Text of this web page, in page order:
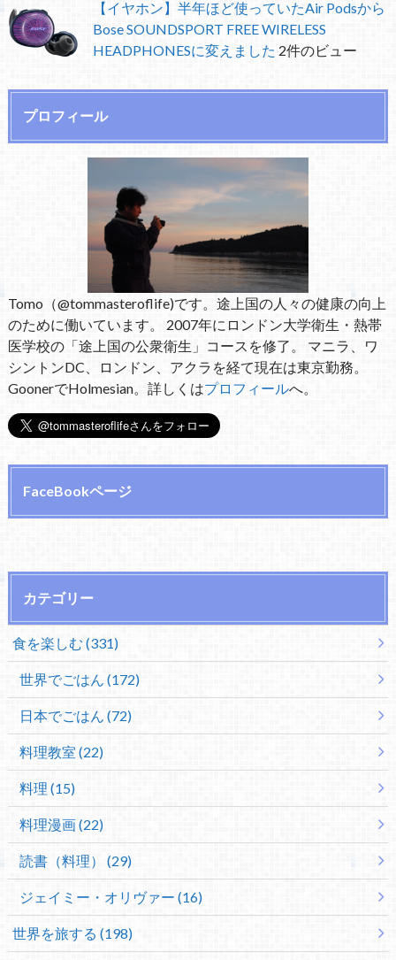
【イヤホン】半年ほど使っていたAir Podsから
Bose SOUNDSPORT FREE WIRELESS
HEADPHONESに変えました 2件のビュー
プロフィール
Tomo（@tommasteroflife)です。途上国の人々の健康の向上
のために働いています。 2007年にロンドン大学衛生・熱帯
医学校の「途上国の公衆衛生」コースを修了。 マニラ、ワ
シントンDC、ロンドン、アクラを経て現在は東京勤務。
GoonerでHolmesian。詳しくはプロフィールへ。
FaceBookページ
カテゴリー
食を楽しむ (331)
世界でごはん (172)
日本でごはん (72)
料理教室 (22)
料理 (15)
料理漫画 (22)
読書（料理） (29)
ジェイミー・オリヴァー (16)
世界を旅する (198)